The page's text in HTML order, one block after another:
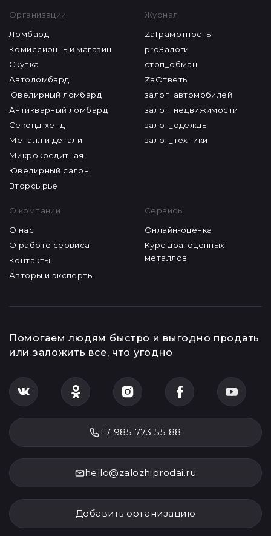
Организации
Ломбард
Комиссионный магазин
Скупка
Автоломбард
Ювелирный ломбард
Антикварный ломбард
Секонд-хенд
Металл и детали
Микрокредитная
Ювелирный салон
Вторсырье
Журнал
ZaГрамотность
proЗалоги
стоп_обман
ZaОтветы
залог_автомобилей
залог_недвижимости
залог_одежды
залог_техники
О компании
О нас
О работе сервиса
Контакты
Авторы и эксперты
Сервисы
Онлайн-оценка
Курс драгоценных
металлов
Помогаем людям быстро и выгодно продать
или заложить все, что угодно
+7 985 773 55 88
hello@zalozhiprodai.ru
Добавить организацию